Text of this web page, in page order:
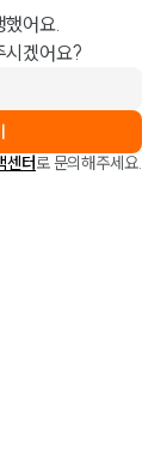
했어요.
시겠어요?
센터로 문의해주세요.